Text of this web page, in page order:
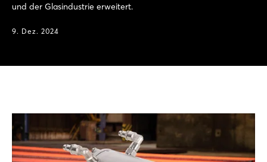
und der Glasindustrie erweitert.
9. Dez. 2024